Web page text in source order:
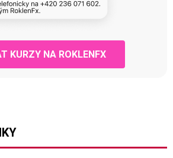
KURZY NA ROKLENFX